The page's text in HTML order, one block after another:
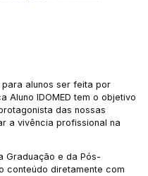
alunos ser feita por
Aluno IDOMED tem o objetivo
das nossas
a vivência profissional na
Graduação e da Pós-
conteúdo diretamente com